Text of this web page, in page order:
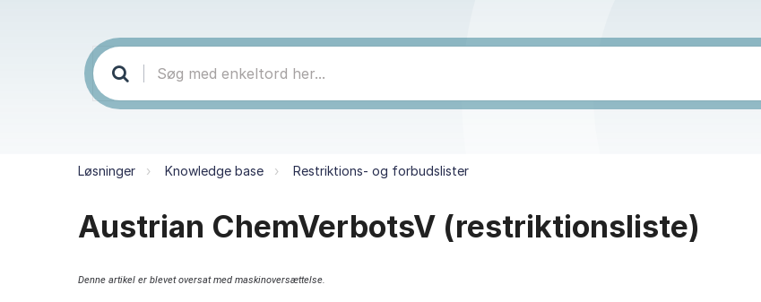
Løsninger Knowledge base Restriktions- og forbudslister
Austrian ChemVerbotsV (restriktionsliste)
Denne artikel er blevet oversat med maskinoversættelse.